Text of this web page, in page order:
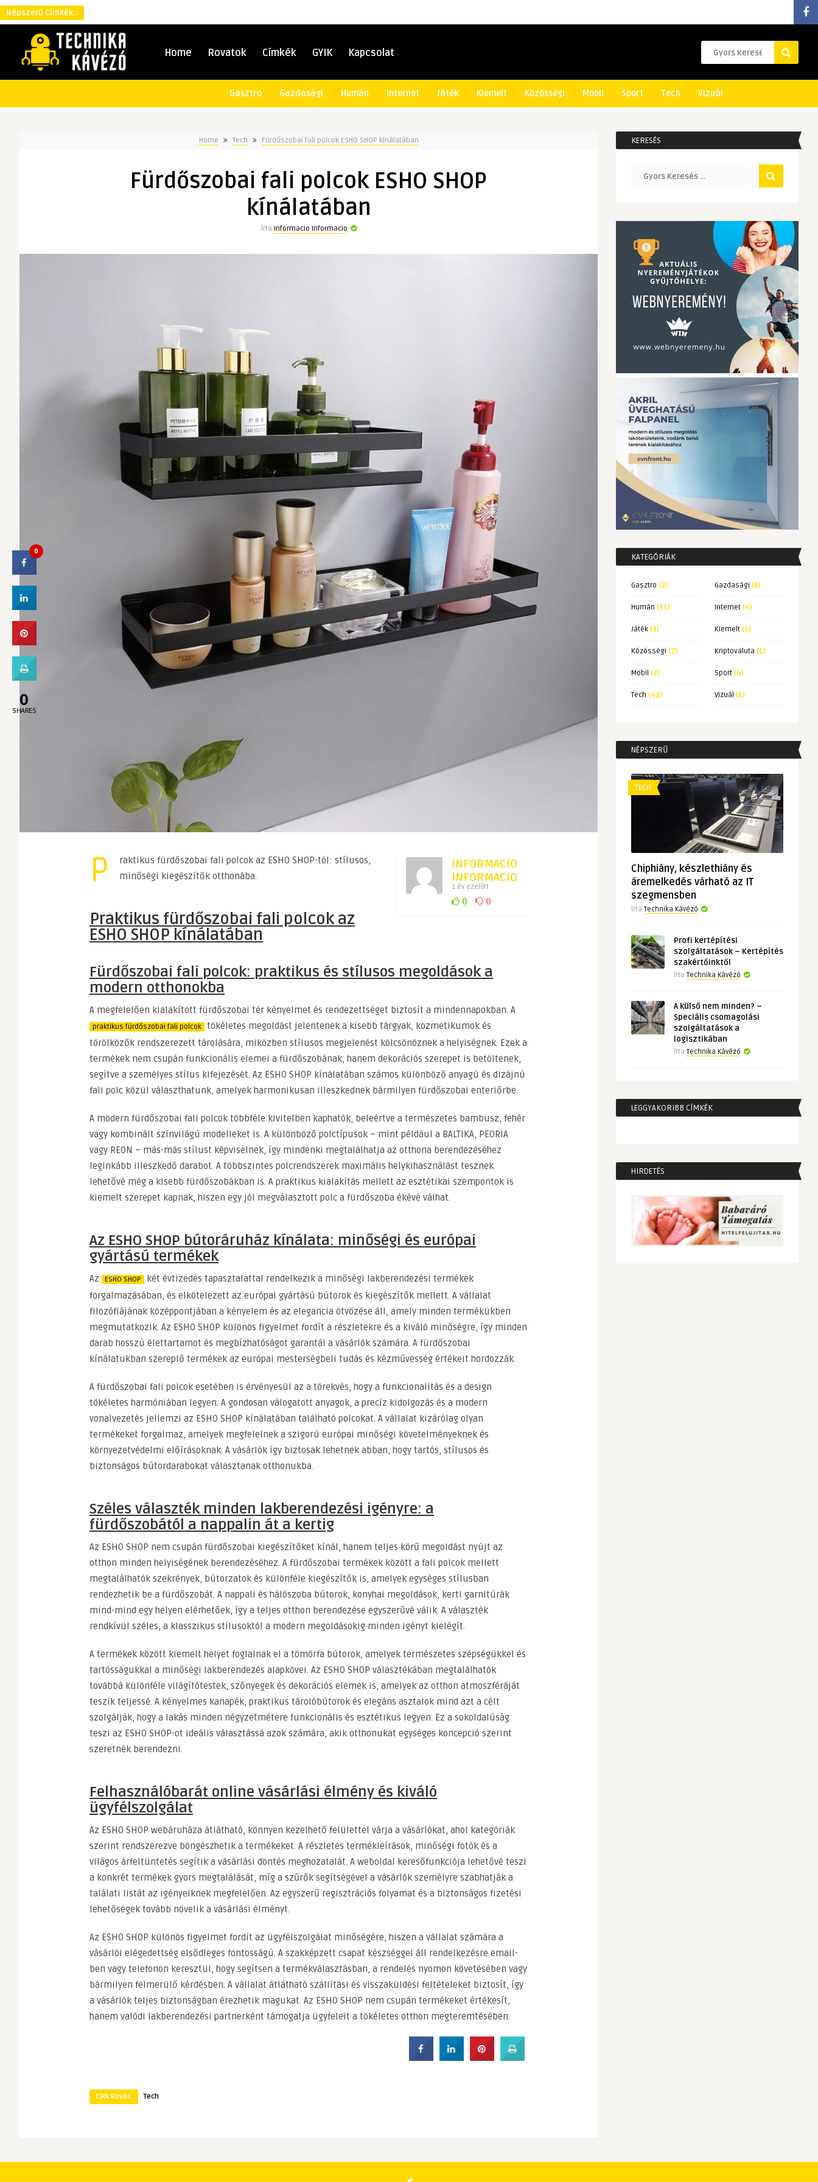
Népszerű Címkék::
Home Rovatok Címkék GYIK Kapcsolat
Gasztro Gazdasági Humán Internet Játék Kiemelt Közösségi Mobil Sport Tech Vizuál
Home Tech Fürdőszobai fali polcok ESHO SHOP kínálatában
Fürdőszobai fali polcok ESHO SHOP
kínálatában
Írta Informacio Informacio
INFORMACIO
INFORMACIO
1 év ezelőtt
0 0
P
raktikus fürdőszobai fali polcok az ESHO SHOP-tól: stílusos,
minőségi kiegészítők otthonába.
Praktikus fürdőszobai fali polcok az
ESHO SHOP kínálatában
Fürdőszobai fali polcok: praktikus és stílusos megoldások a
modern otthonokba
A megfelelően kialakított fürdőszobai tér kényelmet és rendezettséget biztosít a mindennapokban. A
praktikus fürdőszobai fali polcok tökéletes megoldást jelentenek a kisebb tárgyak, kozmetikumok és
törölközők rendszerezett tárolására, miközben stílusos megjelenést kölcsönöznek a helyiségnek. Ezek a
termékek nem csupán funkcionális elemei a fürdőszobának, hanem dekorációs szerepet is betöltenek,
segítve a személyes stílus kifejezését. Az ESHO SHOP kínálatában számos különböző anyagú és dizájnú
fali polc közül választhatunk, amelyek harmonikusan illeszkednek bármilyen fürdőszobai enteriőrbe.
A modern fürdőszobai fali polcok többféle kivitelben kaphatók, beleértve a természetes bambusz, fehér
vagy kombinált színvilágú modelleket is. A különböző polctípusok – mint például a BALTIKA, PEORIA
vagy REON – más-más stílust képviselnek, így mindenki megtalálhatja az otthona berendezéséhez
leginkább illeszkedő darabot. A többszintes polcrendszerek maximális helykihasználást tesznek
lehetővé még a kisebb fürdőszobákban is. A praktikus kialakítás mellett az esztétikai szempontok is
kiemelt szerepet kapnak, hiszen egy jól megválasztott polc a fürdőszoba ékévé válhat.
Az ESHO SHOP bútoráruház kínálata: minőségi és európai
gyártású termékek
Az ESHO SHOP
két évtizedes tapasztalattal rendelkezik a minőségi lakberendezési termékek
forgalmazásában, és elkötelezett az európai gyártású bútorok és kiegészítők mellett. A vállalat
filozófiájának középpontjában a kényelem és az elegancia ötvözése áll, amely minden termékükben
megmutatkozik. Az ESHO SHOP különös figyelmet fordít a részletekre és a kiváló minőségre, így minden
darab hosszú élettartamot és megbízhatóságot garantál a vásárlók számára. A fürdőszobai
kínálatukban szereplő termékek az európai mesterségbeli tudás és kézművesség értékeit hordozzák.
A fürdőszobai fali polcok esetében is érvényesül az a törekvés, hogy a funkcionalitás és a design
tökéletes harmóniában legyen. A gondosan válogatott anyagok, a precíz kidolgozás és a modern
vonalvezetés jellemzi az ESHO SHOP kínálatában található polcokat. A vállalat kizárólag olyan
termékeket forgalmaz, amelyek megfelelnek a szigorú európai minőségi követelményeknek és
környezetvédelmi előírásoknak. A vásárlók így biztosak lehetnek abban, hogy tartós, stílusos és
biztonságos bútordarabokat választanak otthonukba.
Széles választék minden lakberendezési igényre: a
fürdőszobától a nappalin át a kertig
Az ESHO SHOP nem csupán fürdőszobai kiegészítőket kínál, hanem teljes körű megoldást nyújt az
otthon minden helyiségének berendezéséhez. A fürdőszobai termékek között a fali polcok mellett
megtalálhatók szekrények, bútorzatok és különféle kiegészítők is, amelyek egységes stílusban
rendezhetik be a fürdőszobát. A nappali és hálószoba bútorok, konyhai megoldások, kerti garnitúrák
mind-mind egy helyen elérhetőek, így a teljes otthon berendezése egyszerűvé válik. A választék
rendkívül széles, a klasszikus stílusoktól a modern megoldásokig minden igényt kielégít.
A termékek között kiemelt helyet foglalnak el a tömörfa bútorok, amelyek természetes szépségükkel és
tartósságukkal a minőségi lakberendezés alapkövei. Az ESHO SHOP választékában megtalálhatók
továbbá különféle világítótestek, szőnyegek és dekorációs elemek is, amelyek az otthon atmoszféráját
teszik teljessé. A kényelmes kanapék, praktikus tárolóbútorok és elegáns asztalok mind azt a célt
szolgálják, hogy a lakás minden négyzetmétere funkcionális és esztétikus legyen. Ez a sokoldalúság
teszi az ESHO SHOP-ot ideális választássá azok számára, akik otthonukat egységes koncepció szerint
szeretnék berendezni.
Felhasználóbarát online vásárlási élmény és kiváló
ügyfélszolgálat
Az ESHO SHOP webáruháza átlátható, könnyen kezelhető felülettel várja a vásárlókat, ahol kategóriák
szerint rendszerezve böngészhetik a termékeket. A részletes termékleírások, minőségi fotók és a
világos árfeltüntetés segítik a vásárlási döntés meghozatalát. A weboldal keresőfunkciója lehetővé teszi
a konkrét termékek gyors megtalálását, míg a szűrők segítségével a vásárlók személyre szabhatják a
találati listát az igényeiknek megfelelően. Az egyszerű regisztrációs folyamat és a biztonságos fizetési
lehetőségek tovább növelik a vásárlási élményt.
Az ESHO SHOP különös figyelmet fordít az ügyfélszolgálat minőségére, hiszen a vállalat számára a
vásárlói elégedettség elsődleges fontosságú. A szakképzett csapat készséggel áll rendelkezésre email-
ben vagy telefonon keresztül, hogy segítsen a termékválasztásban, a rendelés nyomon követésében vagy
bármilyen felmerülő kérdésben. A vállalat átlátható szállítási és visszaküldési feltételeket biztosít, így
a vásárlók teljes biztonságban érezhetik magukat. Az ESHO SHOP nem csupán termékeket értékesít,
hanem valódi lakberendezési partnerként támogatja ügyfeleit a tökéletes otthon megteremtésében.
Cikk Rovat: Tech
KERESÉS
KATEGÓRIÁK
Gasztro (2) Gazdasági (8)
Humán (15) Internet (4)
Játék (3) Kiemelt (1)
Közösségi (2) Kriptovaluta (1)
Mobil (2) Sport (4)
Tech (42) Vizuál (1)
NÉPSZERŰ
TECH
Chiphiány, készlethiány és
áremelkedés várható az IT
szegmensben
Írta Technika Kávézó
Profi kertépítési
szolgáltatások – Kertépítés
szakértőinktől
Írta Technika Kávézó
A külső nem minden? –
Speciális csomagolási
szolgáltatások a
logisztikában
Írta Technika Kávézó
LEGGYAKORIBB CÍMKÉK
HIRDETÉS
0
0
SHARES